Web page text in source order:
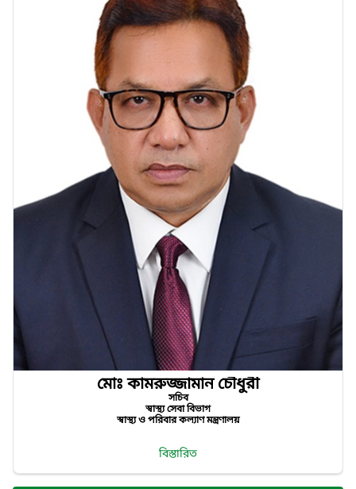
মোঃ কামরুজ্জামান চৌধুরী
সচিব
স্বাস্থ্য সেবা বিভাগ
স্বাস্থ্য ও পরিবার কল্যাণ মন্ত্রণালয়
বিস্তারিত